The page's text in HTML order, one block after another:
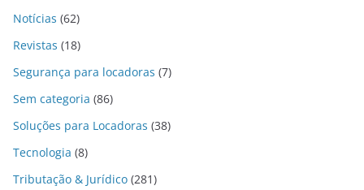
Notícias (62)
Revistas (18)
Segurança para locadoras (7)
Sem categoria (86)
Soluções para Locadoras (38)
Tecnologia (8)
Tributação & Jurídico (281)